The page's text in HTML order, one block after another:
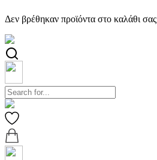
Δεν βρέθηκαν προϊόντα στο καλάθι σας